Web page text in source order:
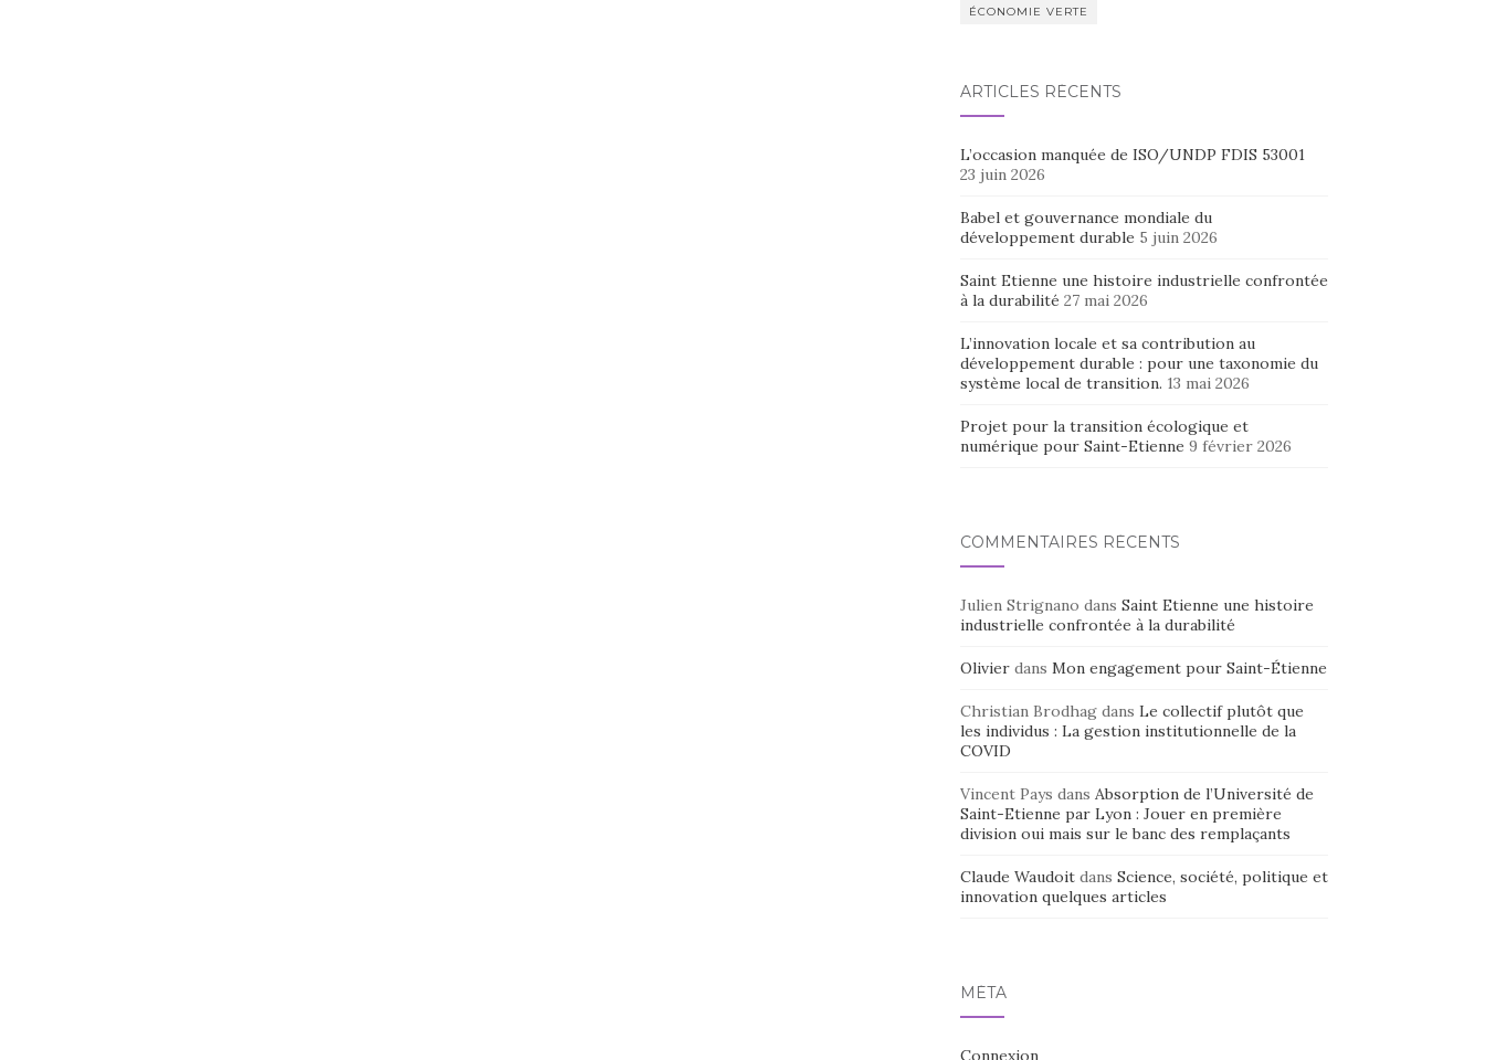
ÉCONOMIE VERTE
ARTICLES RÉCENTS
L’occasion manquée de ISO/UNDP FDIS 53001
23 juin 2026
Babel et gouvernance mondiale du
développement durable 5 juin 2026
Saint Etienne une histoire industrielle confrontée
à la durabilité 27 mai 2026
L’innovation locale et sa contribution au
développement durable : pour une taxonomie du
système local de transition. 13 mai 2026
Projet pour la transition écologique et
numérique pour Saint-Etienne 9 février 2026
COMMENTAIRES RÉCENTS
Julien Strignano dans Saint Etienne une histoire
industrielle confrontée à la durabilité
Olivierdans Mon engagement pour Saint-Étienne
Christian Brodhagdans Le collectif plutôt que
les individus : La gestion institutionnelle de la
COVID
Vincent Pays dans Absorption de l’Université de
Saint-Etienne par Lyon : Jouer en première
division oui mais sur le banc des remplaçants
Claude Waudoitdans Science, société, politique et
innovation quelques articles
MÉTA
Connexion